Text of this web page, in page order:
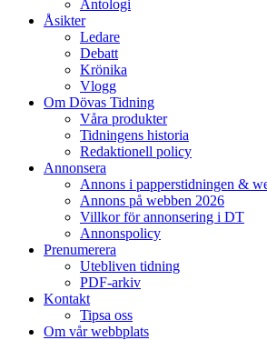
Antologi
Åsikter
Ledare
Debatt
Krönika
Vlogg
Om Dövas Tidning
Våra produkter
Tidningens historia
Redaktionell policy
Annonsera
Annons i papperstidningen &
Annons på webben 2026
Villkor för annonsering i DT
Annonspolicy
Prenumerera
Utebliven tidning
PDF-arkiv
Kontakt
Tipsa oss
Om vår webbplats